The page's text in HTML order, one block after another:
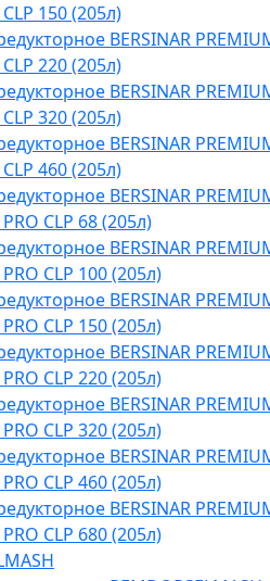
CLP 150 (205л)
BERSINAR
CLP 220 (205л)
BERSINAR
CLP 320 (205л)
BERSINAR
CLP 460 (205л)
BERSINAR
PRO CLP 68 (205л)
BERSINAR
PRO CLP 100 (205л)
BERSINAR
PRO CLP 150 (205л)
BERSINAR
PRO CLP 220 (205л)
BERSINAR
PRO CLP 320 (205л)
BERSINAR
PRO CLP 460 (205л)
BERSINAR
PRO CLP 680 (205л)